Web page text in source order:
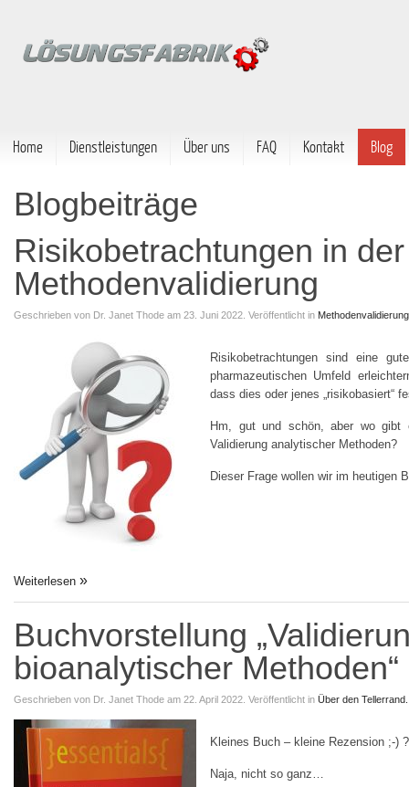
Home Dienstleistungen Über uns FAQ Kontakt Blog
Blogbeiträge
Risikobetrachtungen in der
Methodenvalidierung
Geschrieben von Dr. Janet Thode am 23. Juni 2022. Veröffentlicht in Methodenvalidierung
Risikobetrachtungen sind eine
pharmazeutischen Umfeld
dass dies oder jenes „risikobasiert“
Hm, gut und schön, aber wo gibt
Validierung analytischer Methoden?
Dieser Frage wollen wir im heutigen
Weiterlesen
Buchvorstellung
bioanalytischer Methoden“
Geschrieben von Dr. Janet Thode am 22. April 2022. Veröffentlicht in Über den
Kleines Buch – kleine Rezension ;-) ?
Naja, nicht so ganz…